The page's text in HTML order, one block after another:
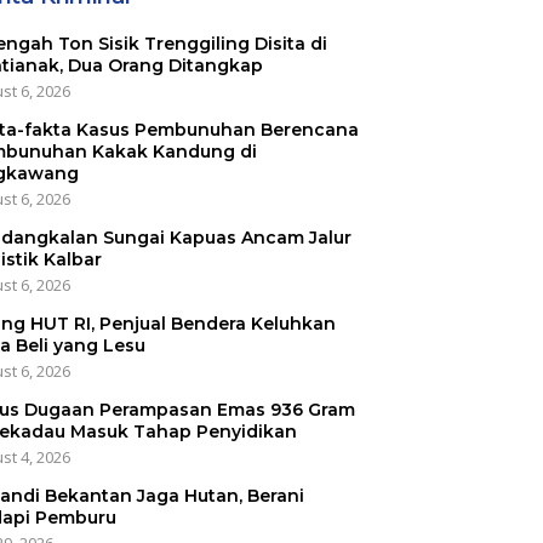
Ton Sisik Trenggiling Disita di
Dua Orang Ditangkap
6, 2026
fakta Kasus Pembunuhan Berencana
Kakak Kandung di
6, 2026
Sungai Kapuas Ancam Jalur
Kalbar
6, 2026
HUT RI, Penjual Bendera Keluhkan
Beli yang Lesu
6, 2026
Dugaan Perampasan Emas 936 Gram
Masuk Tahap Penyidikan
4, 2026
Bekantan Jaga Hutan, Berani
Pemburu